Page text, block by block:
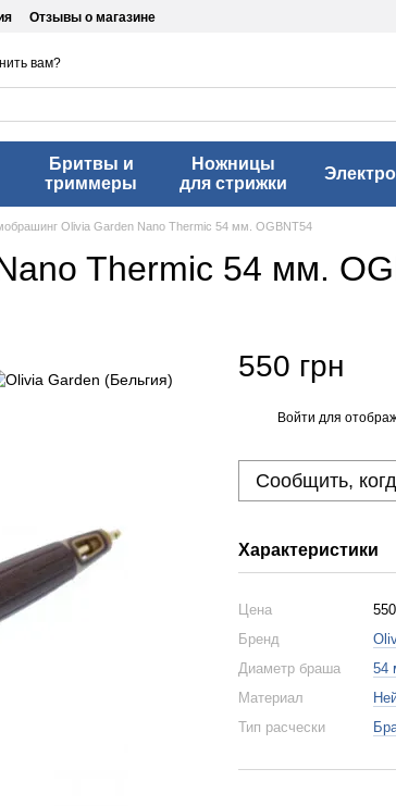
Отзывы о магазине
вам?
Бритвы и
триммеры
Ножницы
для стрижки
Оlivia Garden Nano Thermic 54 мм. OGBNT54
Thermic 54 мм.
550 грн
Войти для
Сообщить,
Характеристики
Цена
Бренд
Диаметр браша
54
Материал
Тип расчески